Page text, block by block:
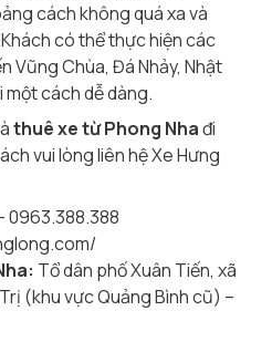
cách không quá xa và
có thể thực hiện các
Vũng Chùa, Đá Nhảy, Nhật
một cách dễ dàng.
thuê xe từ Phong Nhađi
vui lòng liên hệ Xe Hưng
0963.388.388
Tổ dân phố Xuân Tiến, xã
(khu vực Quảng Bình cũ) –